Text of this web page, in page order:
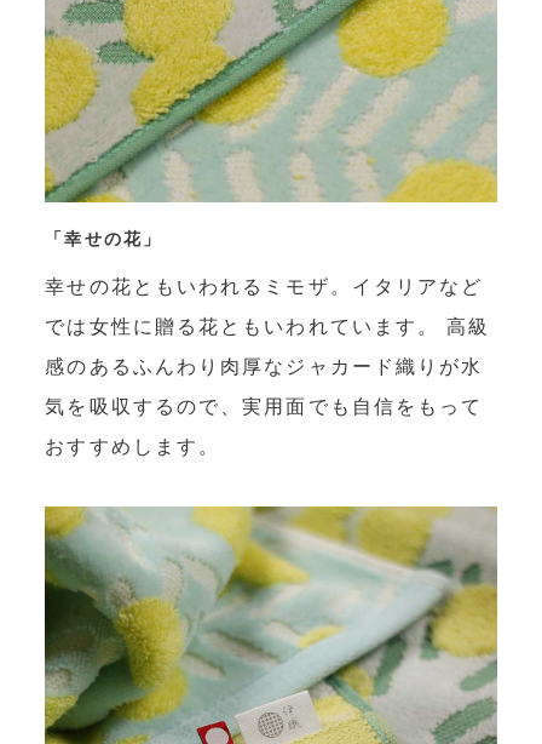
「幸せの花」
幸せの花ともいわれるミモザ。イタリアなど
では女性に贈る花ともいわれています。 高級
感のあるふんわり肉厚なジャカード織りが水
気を吸収するので、実用面でも自信をもって
おすすめします。